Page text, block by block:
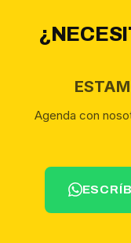
Agenda con